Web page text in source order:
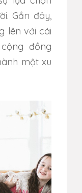
Gần đây,
lên với cái
đồng
một xu